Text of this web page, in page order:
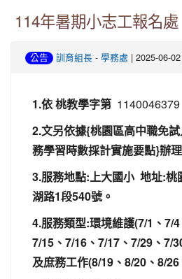
114年暑期小志工報名處
公告 訓育組長 - 學務處 | 2025-06-
1.依 桃教學字第
2.文另依據{桃園區高中職免
務學習時數採計實施要點}辦理
3.服務地點:上大國小 地址:桃
湖路1段540號。
4.服務類型:環境維護(7/1、7/
7/15、7/16、7/17、7/29、7/
及庶務工作(8/19、8/20、8/